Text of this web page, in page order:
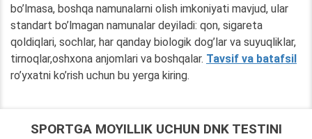
bo’lmasa, boshqa namunalarni olish imkoniyati mavjud, ular
standart bo’lmagan namunalar deyiladi: qon, sigareta
qoldiqlari, sochlar, har qanday biologik dog’lar va suyuqliklar,
tirnoqlar,oshxona anjomlari va boshqalar. Tavsif va batafsil
ro’yxatni ko’rish uchun bu yerga kiring.
SPORTGA MOYILLIK UCHUN DNK TESTINI